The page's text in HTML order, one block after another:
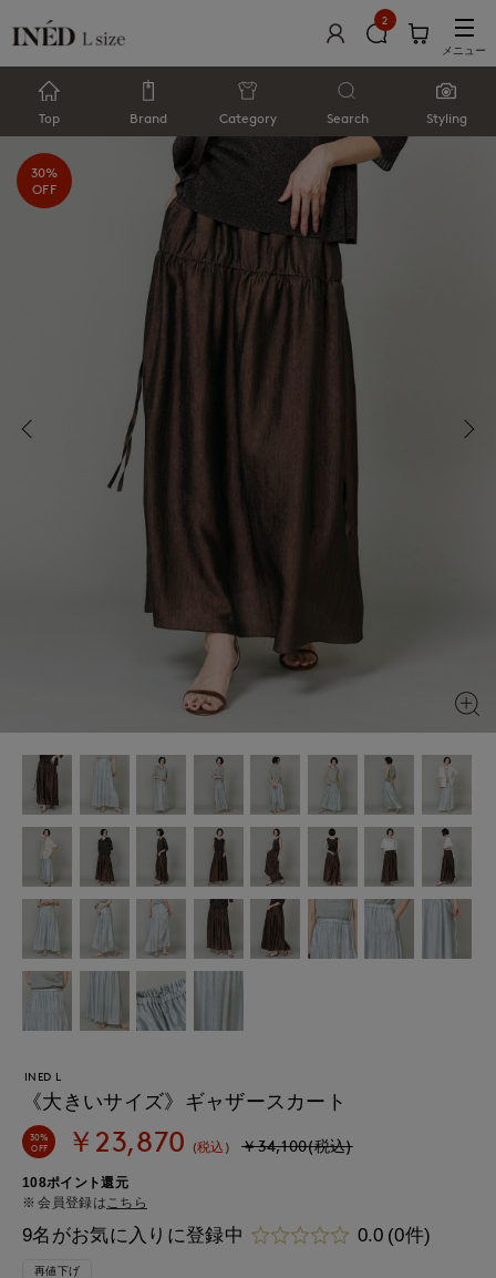
2
メニュー
Top Brand Category Search Styling
30%
OFF
INED L
《大きいサイズ》ギャザースカート
30%
OFF
￥23,870 (税込) ￥34,100(税込)
108ポイント還元
会員登録はこちら
9名がお気に入りに登録中 0.0 (0件)
再値下げ